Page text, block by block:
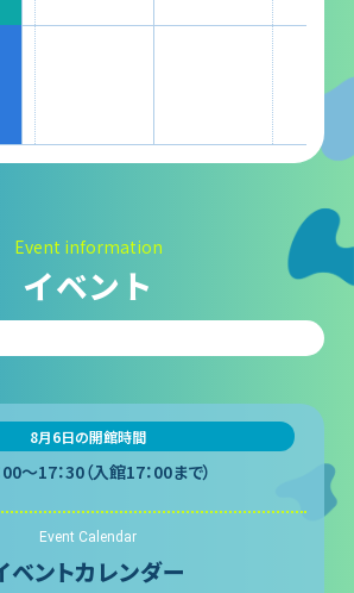
たい方へ
野のアルバイト募集
ション アルバイト募集
ィア募集
習・CST
ついて
Event information
イベント
8月6日の開館時間
00〜17：30（入館17：00まで）
Event Calendar
ベントカレンダー